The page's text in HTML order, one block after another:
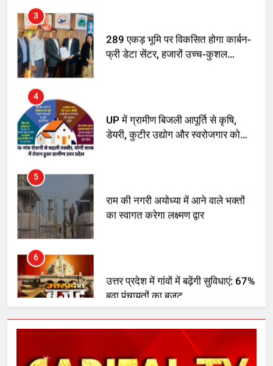
रोजगार सृजन की संभावना
4
मिला बढ़ावा
5
6
7
गाजा युद्धविराम को लेकर बड़ी खबरें